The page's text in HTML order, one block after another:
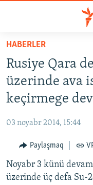
Esas
qaytmaq
Baş
navigatsiyağa
qaytmaq
Qıdıruvğa
qaytmaq
SİYASET
İQTİSADİYAT
MEDENİYET
İNSAN AQLARI
VİDEO
HABERLER
Rusiye Qara
üzerinde ava
keçirmege
03 noyabr 2014, 15:44
Paylaşmaq
Noyabr 3 künü
üzerinde üç defa Su-